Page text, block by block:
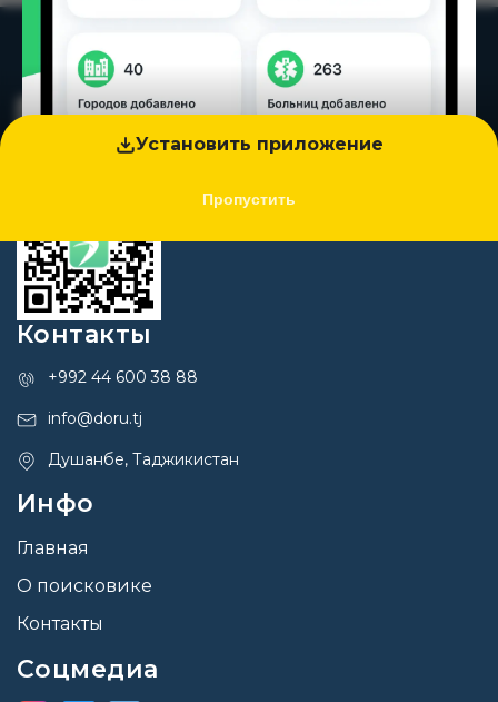
Установить приложение
Пропустить
Контакты
+992 44 600 38 88
info@doru.tj
Душанбе, Таджикистан
Инфо
Главная
О поисковике
Контакты
Соцмедиа